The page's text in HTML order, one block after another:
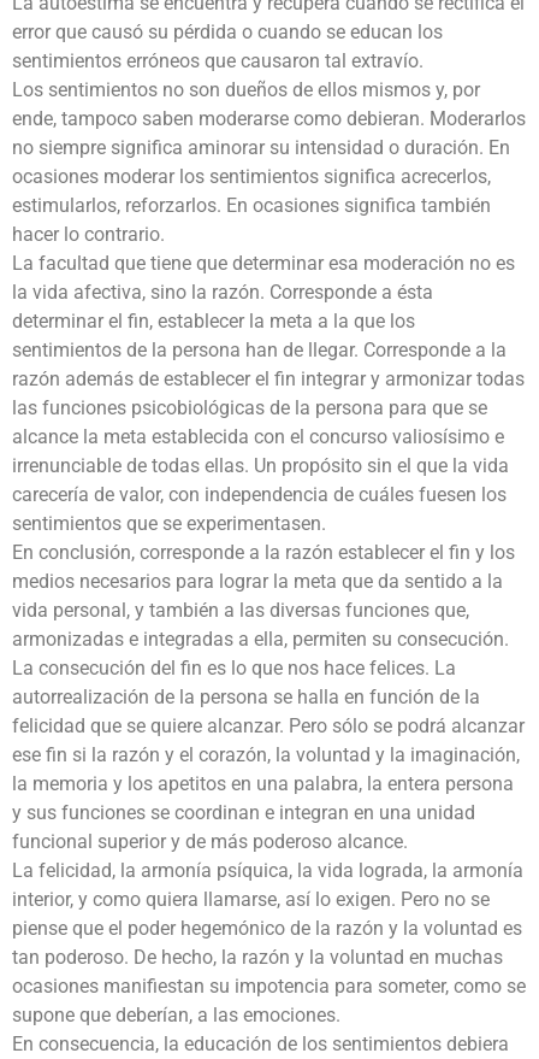
error que causó su pérdida o cuando se educan los
sentimientos erróneos que causaron tal extravío.
Los sentimientos no son dueños de ellos mismos y, por
ende, tampoco saben moderarse como debieran. Moderarlos
no siempre significa aminorar su intensidad o duración. En
ocasiones moderar los sentimientos significa acrecerlos,
estimularlos, reforzarlos. En ocasiones significa también
hacer lo contrario.
La facultad que tiene que determinar esa moderación no es
la vida afectiva, sino la razón. Corresponde a ésta
determinar el fin, establecer la meta a la que los
sentimientos de la persona han de llegar. Corresponde a la
razón además de establecer el fin integrar y armonizar todas
las funciones psicobiológicas de la persona para que se
alcance la meta establecida con el concurso valiosísimo e
irrenunciable de todas ellas. Un propósito sin el que la vida
carecería de valor, con independencia de cuáles fuesen los
sentimientos que se experimentasen.
En conclusión, corresponde a la razón establecer el fin y los
medios necesarios para lograr la meta que da sentido a la
vida personal, y también a las diversas funciones que,
armonizadas e integradas a ella, permiten su consecución.
La consecución del fin es lo que nos hace felices. La
autorrealización de la persona se halla en función de la
felicidad que se quiere alcanzar. Pero sólo se podrá alcanzar
ese fin si la razón y el corazón, la voluntad y la imaginación,
la memoria y los apetitos en una palabra, la entera persona
y sus funciones se coordinan e integran en una unidad
funcional superior y de más poderoso alcance.
La felicidad, la armonía psíquica, la vida lograda, la armonía
interior, y como quiera llamarse, así lo exigen. Pero no se
piense que el poder hegemónico de la razón y la voluntad es
tan poderoso. De hecho, la razón y la voluntad en muchas
ocasiones manifiestan su impotencia para someter, como se
supone que deberían, a las emociones.
En consecuencia, la educación de los sentimientos debiera